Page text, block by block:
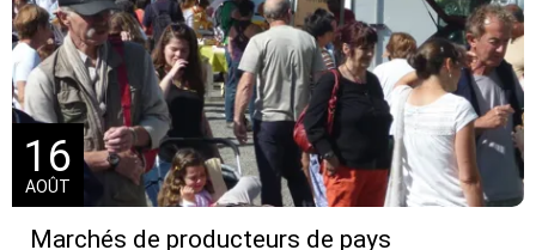
Marchés de producteurs de pays
16
AOÛT